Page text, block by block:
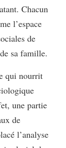
Chacun
l’espace
de
sa famille.
qui nourrit
une partie
de
l’analyse